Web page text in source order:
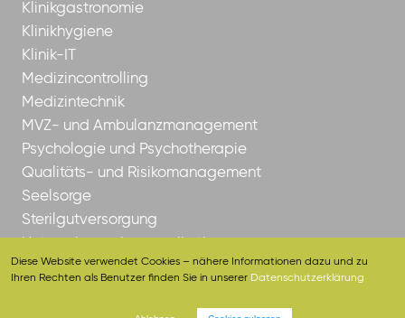
Klinikgastronomie
Klinikhygiene
Klinik-IT
Medizincontrolling
Medizintechnik
MVZ- und Ambulanzmanagement
Psychologie und Psychotherapie
Qualitäts- und Risikomanagement
Seelsorge
Sterilgutversorgung
Diese Website verwendet Cookies – nähere Informationen dazu und zu
Ihren Rechten als Benutzer finden Sie in unserer Datenschutzerklärung